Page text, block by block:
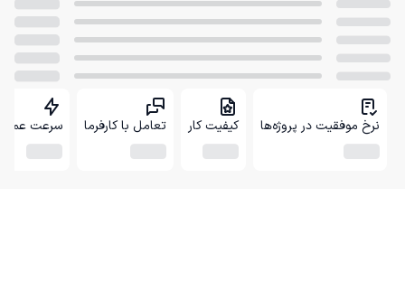
نرخ موفقیت در پروژه‌ها کیفیت کار تعامل با کارفرما سرعت عمل